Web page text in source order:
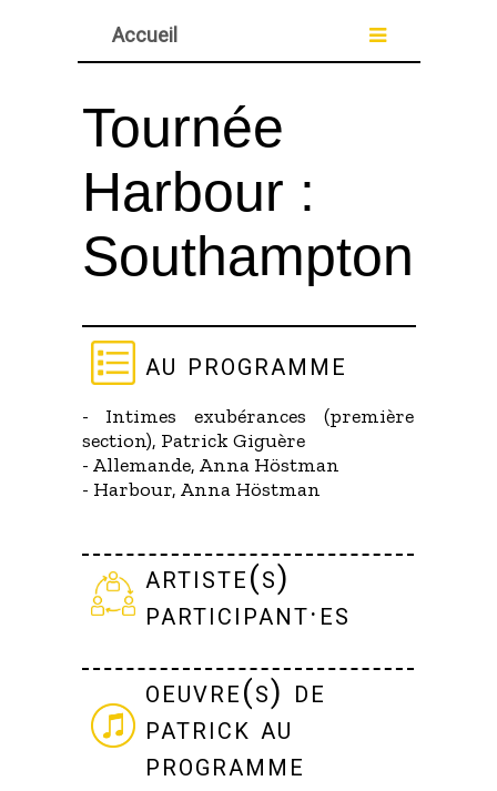
Accueil
Tournée
Harbour :
Southampton
au programme
- Intimes exubérances (première
section), Patrick Giguère
- Allemande, Anna Höstman
- Harbour, Anna Höstman
artiste(s)
participant·es
oeuvre(s) de
patrick au
programme